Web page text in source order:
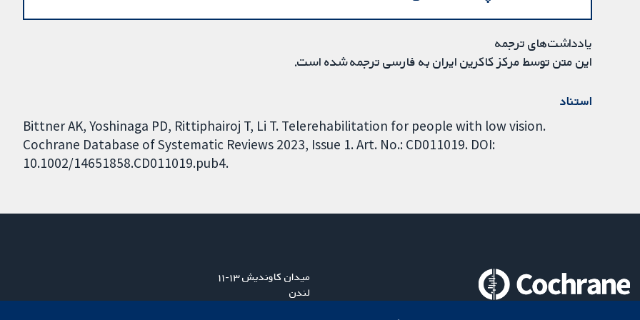
یادداشت‌های ترجمه
این متن توسط مرکز کاکرین ایران به فارسی ترجمه شده است.
استناد
Bittner AK, Yoshinaga PD, Rittiphairoj T, Li T. Telerehabilitation for people with low vision.
Cochrane Database of Systematic Reviews 2023, Issue 1. Art. No.: CD011019. DOI:
10.1002/14651858.CD011019.pub4.
میدان کاوندیش ۱۳-۱۱
لندن